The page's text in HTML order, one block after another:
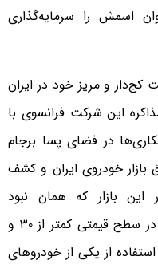
اسمش را سرمایه‌گذاری
کج‌دار و مریز خود در ایران
این شرکت فرانسوی با
در فضای پسا برجام
بازار خودروی ایران و کشف
بازار که همان نبود
خودروهای ارزان و با کیفیت مناسب در سطح قیمتی کمتر از ۳۰ و
از یکی از خودروهای